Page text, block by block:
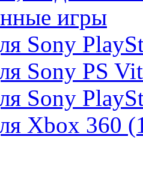
игры
Sony
Sony PS
Sony
Xbox 360